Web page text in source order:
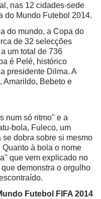
nas 12 cidades-sede
do Mundo Futebol 2014.
do mundo, a Copa do
de 32 selecções
um total de 736
é Pelé, histórico
presidente Dilma. A
Amarildo, Bebeto e
num só ritmo" e a
bola, Fuleco, um
dobra sobre si mesmo
à bola o nome
que vem explicado no
demonstra o orgulho
Futebol FIFA 2014